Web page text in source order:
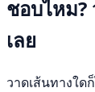
ชอบไหม?
เลย
วาดเส้นทางใ